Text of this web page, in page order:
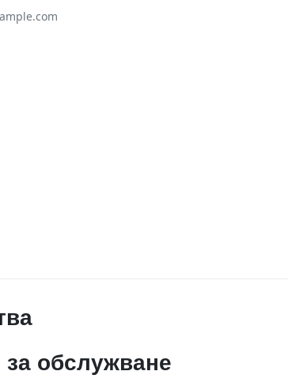
обслужване